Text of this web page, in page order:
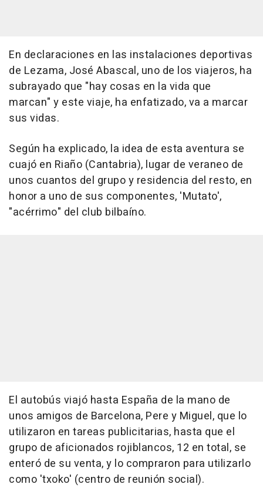
En declaraciones en las instalaciones deportivas
de Lezama, José Abascal, uno de los viajeros, ha
subrayado que "hay cosas en la vida que
marcan" y este viaje, ha enfatizado, va a marcar
sus vidas.
Según ha explicado, la idea de esta aventura se
cuajó en Riaño (Cantabria), lugar de veraneo de
unos cuantos del grupo y residencia del resto, en
honor a uno de sus componentes, 'Mutato',
"acérrimo" del club bilbaíno.
El autobús viajó hasta España de la mano de
unos amigos de Barcelona, Pere y Miguel, que lo
utilizaron en tareas publicitarias, hasta que el
grupo de aficionados rojiblancos, 12 en total, se
enteró de su venta, y lo compraron para utilizarlo
como 'txoko' (centro de reunión social).